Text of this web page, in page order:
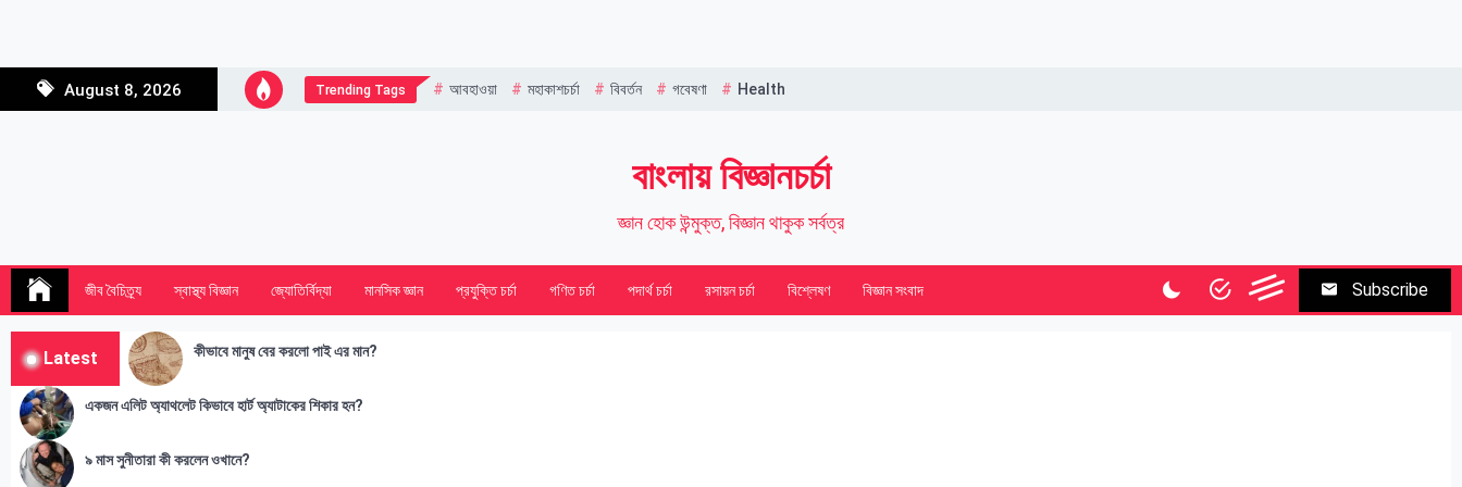
August 8, 2026
Trending Tags আবহাওয়া মহাকাশচর্চা বিবর্তন গবেষণা Health
বাংলায় বিজ্ঞানচর্চা
জ্ঞান হোক উন্মুক্ত, বিজ্ঞান থাকুক সর্বত্র
জীব বৈচিত্র্য স্বাস্থ্য বিজ্ঞান জ্যোতির্বিদ্যা মানসিক জ্ঞান প্রযুক্তি চর্চা গণিত চর্চা পদার্থ চর্চা রসায়ন চর্চা বিশ্লেষণ বিজ্ঞান সংবাদ Subscribe
Latest কীভাবে মানুষ বের করলো পাই এর মান?
একজন এলিট অ্যাথলেট কিভাবে হার্ট অ্যাটাকের শিকার হন?
৯ মাস সুনীতারা কী করলেন ওখানে?